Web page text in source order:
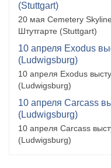
(Stuttgart)
20 мая Cemetery
Штутгарте (Stuttgart)
10 апреля Exodus
(Ludwigsburg)
10 апреля Exodus
(Ludwigsburg)
10 апреля Carcass
(Ludwigsburg)
10 апреля Carcass
(Ludwigsburg)